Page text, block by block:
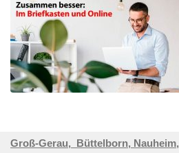
Groß-Gerau, Büttelborn, Nauheim,